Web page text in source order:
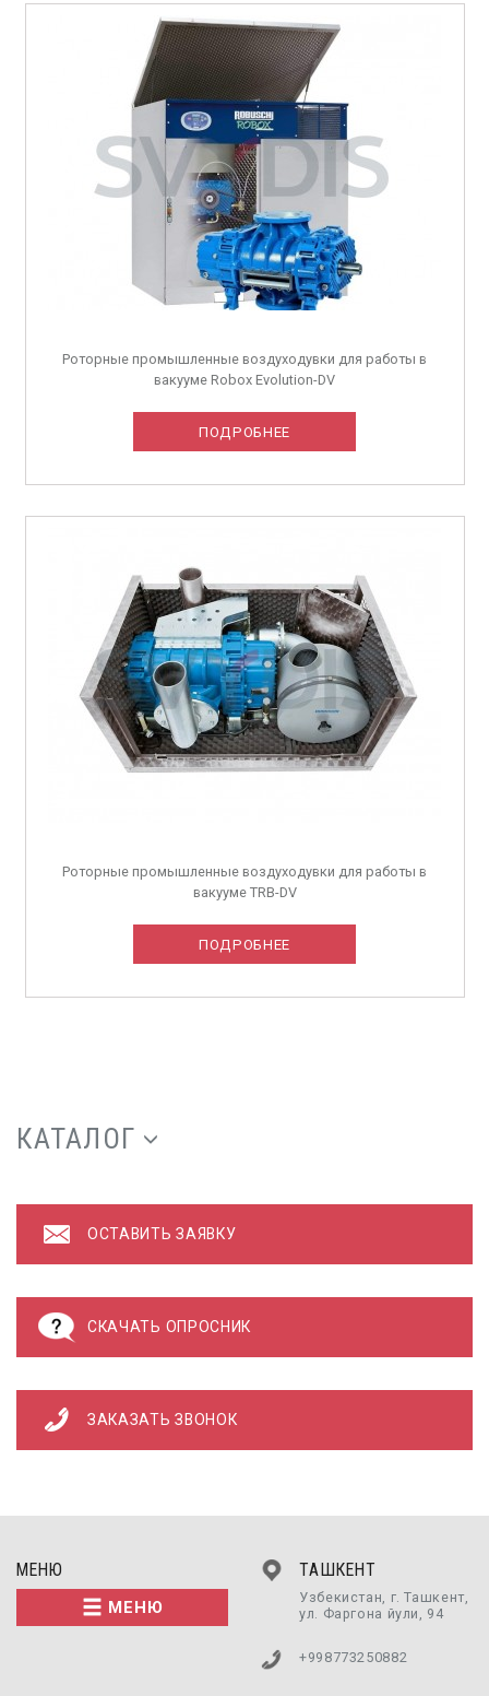
КАТАЛОГ
ОСТАВИТЬ ЗАЯВКУ
СКАЧАТЬ ОПРОСНИК
ЗАКАЗАТЬ ЗВОНОК
Роторные промышленные воздуходувки для работы в
вакууме Robox Evolution-DV
ПОДРОБНЕЕ
Роторные промышленные воздуходувки для работы в
вакууме TRB-DV
ПОДРОБНЕЕ
МЕНЮ
МЕНЮ
ТАШКЕНТ
Узбекистан, г. Ташкент,
ул. Фаргона йули, 94
+998773250882